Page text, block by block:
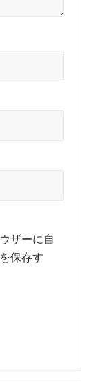
ザーに自
保存す